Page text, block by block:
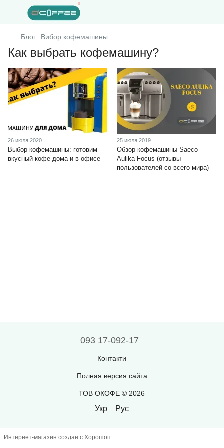
Блог Вибор кофемашины
Как выбрать кофемашину?
26 июля 2020
Выбор кофемашины: готовим
вкусный кофе дома и в офисе
25 июля 2019
Обзор кофемашины Saeco
Aulika Focus (отзывы
пользователей со всего мира)
093 17-092-17
Контакти
Полная версия сайта
ТОВ ОКОФЕ © 2026
Укр Рус
Интернет-магазин создан с Хорошоп